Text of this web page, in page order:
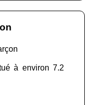
à environ 7.2